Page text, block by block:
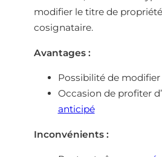
modifier le titre de
cosignataire.
Avantages :
Possibilité de
Occasion de profiter
anticipé
Inconvénients :